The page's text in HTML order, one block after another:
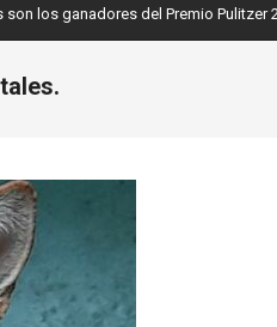
del Premio Pulitzer 2024